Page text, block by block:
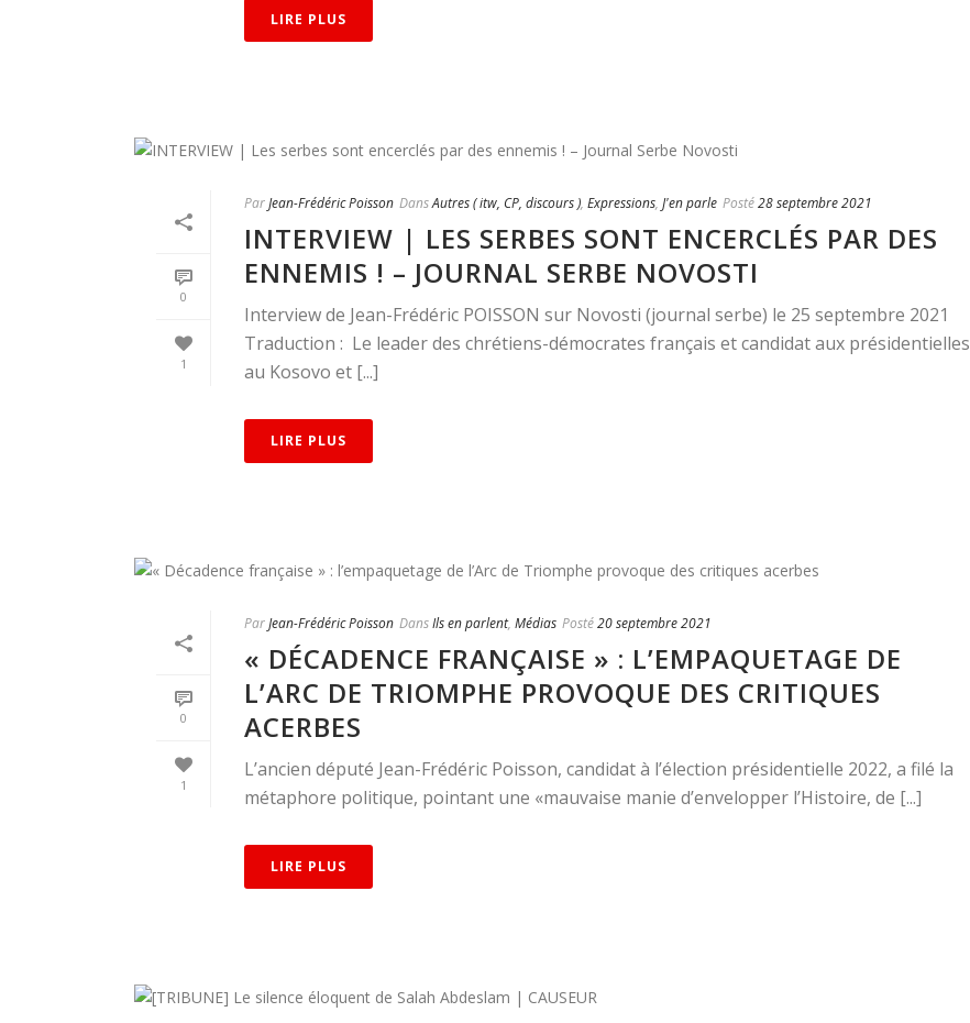
LIRE PLUS
0
1
ParJean-Frédéric Poisson DansAutres ( itw, CP, discours ), Expressions, J'en parle Posté28 septembre 2021
INTERVIEW | LES SERBES SONT ENCERCLÉS PAR DES
ENNEMIS ! – JOURNAL SERBE NOVOSTI
Interview de Jean-Frédéric POISSON sur Novosti (journal serbe) le 25 septembre 2021
Traduction : Le leader des chrétiens-démocrates français et candidat aux présidentielles
au Kosovo et [...]
LIRE PLUS
0
1
ParJean-Frédéric Poisson DansIls en parlent, Médias Posté20 septembre 2021
« DÉCADENCE FRANÇAISE » : L’EMPAQUETAGE DE
L’ARC DE TRIOMPHE PROVOQUE DES CRITIQUES
ACERBES
L’ancien député Jean-Frédéric Poisson, candidat à l’élection présidentielle 2022, a filé la
métaphore politique, pointant une «mauvaise manie d’envelopper l’Histoire, de [...]
LIRE PLUS